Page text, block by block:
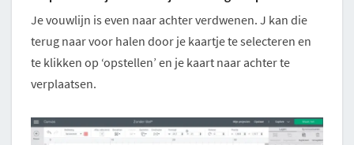
Je vouwlijn is even naar achter verdwenen. J kan die
terug naar voor halen door je kaartje te selecteren en
te klikken op ‘opstellen’ en je kaart naar achter te
verplaatsen.